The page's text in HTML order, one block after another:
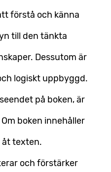
förstå och känna
till den tänkta
Dessutom är
logiskt uppbyggd.
på boken, är
boken innehåller
åt texten.
och förstärker